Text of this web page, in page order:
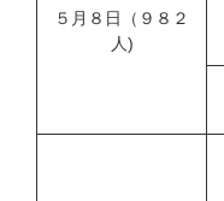
５月８日（９８２
人)